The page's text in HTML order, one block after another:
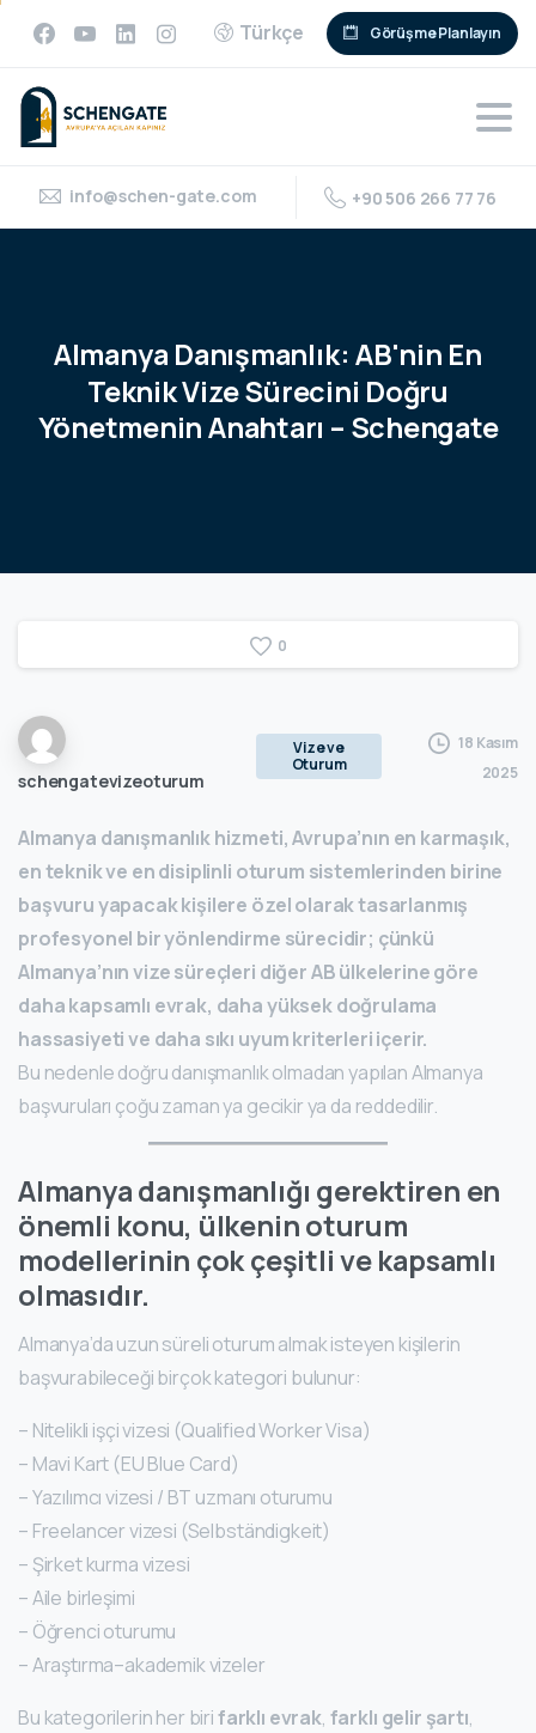
Türkçe Görüşme Planlayın
info@schen-gate.com +90 506 266 77 76
Almanya Danışmanlık: AB'nin En
TeknikVizeSürecini Doğru
YönetmeninAnahtarı – Schengate
0
schengatevizeoturum
Vize ve
Oturum
18 Kasım
2025
Almanya danışmanlık hizmeti, Avrupa’nın en karmaşık,
en teknik ve en disiplinli oturum sistemlerinden birine
başvuru yapacak kişilere özel olarak tasarlanmış
profesyonel bir yönlendirme sürecidir; çünkü
Almanya’nın vize süreçleri diğer AB ülkelerine göre
daha kapsamlı evrak, daha yüksek doğrulama
hassasiyeti ve daha sıkı uyum kriterleri içerir.
Bu nedenle doğru danışmanlık olmadan yapılan Almanya
başvuruları çoğu zaman ya gecikir ya da reddedilir.
Almanya danışmanlığı gerektiren en
önemli konu, ülkenin oturum
modellerinin çok çeşitli ve kapsamlı
olmasıdır.
Almanya’da uzun süreli oturum almak isteyen kişilerin
başvurabileceği birçok kategori bulunur:
– Nitelikli işçi vizesi (Qualified Worker Visa)
– Mavi Kart (EU Blue Card)
– Yazılımcı vizesi / BT uzmanı oturumu
– Freelancer vizesi (Selbständigkeit)
– Şirket kurma vizesi
– Aile birleşimi
– Öğrenci oturumu
– Araştırma–akademik vizeler
Bu kategorilerin her birifarklı evrak, farklı gelir şartı,